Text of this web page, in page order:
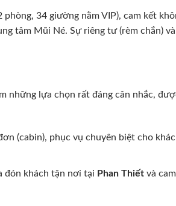
34 giường nằm VIP), cam kết
tâm Mũi Né. Sự riêng tư (rèm chắn)
những lựa chọn rất đáng cân nhắc,
(cabin), phục vụ chuyên biệt cho
đón khách tận nơi tại Phan Thiếtvà